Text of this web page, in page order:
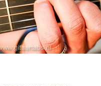
D
niveau 1